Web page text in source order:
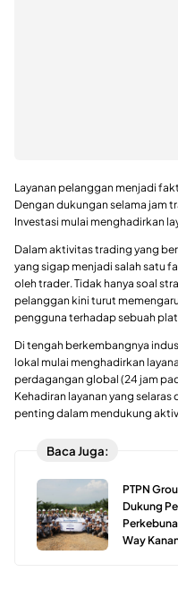
Layanan pelanggan menjadi
Dengan dukungan selama jam
Investasi mulai menghadirkan
Dalam aktivitas trading yang
yang sigap menjadi salah satu
oleh trader. Tidak hanya soal
pelanggan kini turut
pengguna terhadap sebuah
Di tengah berkembangnya
lokal mulai menghadirkan
perdagangan global (24 jam
Kehadiran layanan yang
penting dalam mendukung
Baca Juga:
PTPN
Dukung
Way